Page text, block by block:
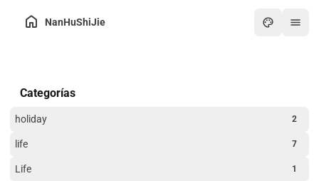
NanHuShiJie
Categorías
holiday 2
life 7
Life 1